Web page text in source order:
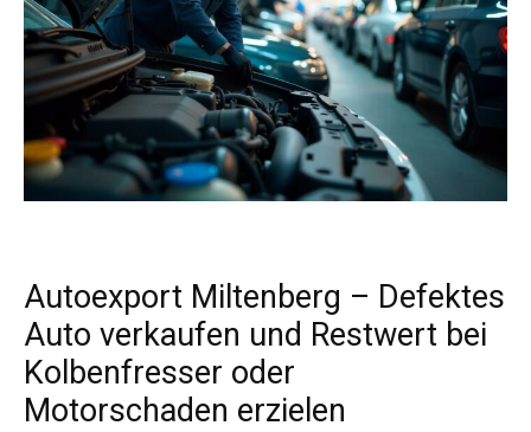
Autoexport Miltenberg – Defektes
Auto verkaufen und Restwert bei
Kolbenfresser oder
Motorschaden erzielen